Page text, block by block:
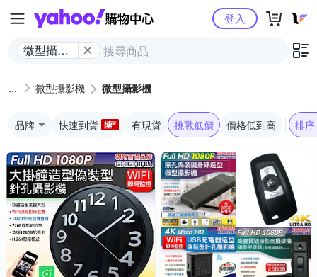
Yahoo購物中心
微型攝影
登入
微型攝影機 微型攝影機
品牌 快速到貨 有現貨 挑戰低價 價格低到高 排序